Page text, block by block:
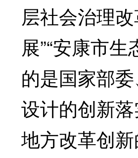
层社会治理
展”“安康市
的是国家部
设计的创新
地方改革创